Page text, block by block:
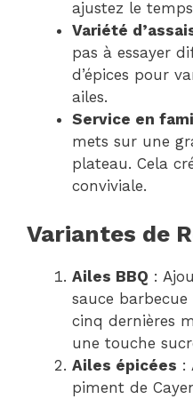
ajustez le
Variété
pas à essayer
d’épices pour
ailes.
Service en
mets sur une
plateau. Cela
conviviale.
Variantes de
Ailes BBQ :
sauce
cinq dernières
une touche
Ailes épicées :
piment de